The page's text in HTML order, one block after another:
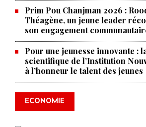
Prim Pou Chanjman 2026 :
Théagène, un jeune leader
son engagement
Pour une jeunesse innovante :
scientifique de l’Institution
à l’honneur le talent des jeunes
ECONOMIE
Produire le savoir pour
transformer Haïti :
2ᵉ édition de ses
scientifiques